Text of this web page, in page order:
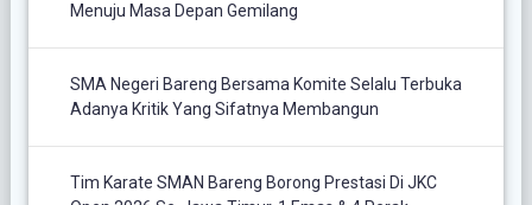
Menuju Masa Depan Gemilang
SMA Negeri Bareng Bersama Komite Selalu Terbuka
Adanya Kritik Yang Sifatnya Membangun
Tim Karate SMAN Bareng Borong Prestasi Di JKC